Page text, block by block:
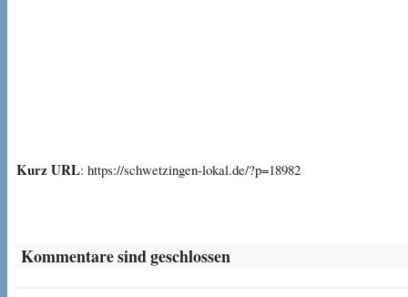
Kurz URL: https://schwetzingen-lokal.de/?p=18982
Kommentare sind geschlossen